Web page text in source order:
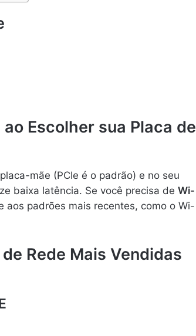
Escolher sua Placa de
mãe (PCIe é o padrão) e no seu
baixa latência. Se você precisa de Wi-
aos padrões mais recentes, como o Wi-
Rede Mais Vendidas